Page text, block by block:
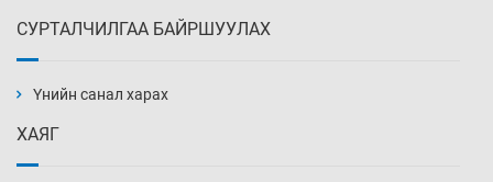
нэмэгджээ
СУРТАЛЧИЛГАА БАЙРШУУЛАХ
Үнийн санал харах
ХАЯГ